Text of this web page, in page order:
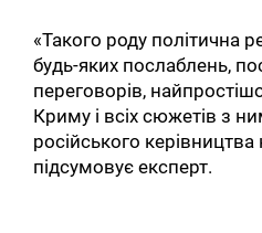
«Такого роду політична
будь-яких послаблень,
переговорів,
Криму і всіх сюжетів з
російського
підсумовує експерт.